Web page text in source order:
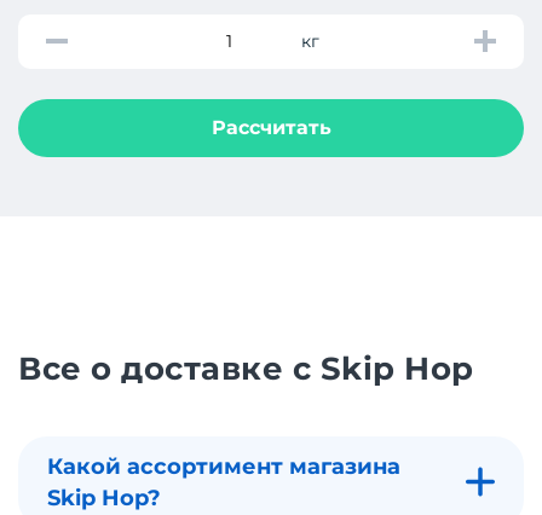
кг
Рассчитать
Все о доставке с Skip Hop
Какой ассортимент магазина
Skip Hop?